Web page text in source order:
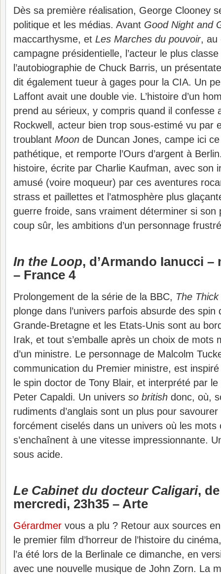
Dès sa première réalisation, George Clooney
politique et les médias. Avant Good Night and
maccarthysme, et Les Marches du pouvoir, au
campagne présidentielle, l’acteur le plus
l’autobiographie de Chuck Barris, un
dit également tueur à gages pour la CIA. Un
Laffont avait une double vie. L’histoire d’un
prend au sérieux, y compris quand il confesse
Rockwell, acteur bien trop sous-estimé vu par
troublant Moon de Duncan Jones, campe ici
pathétique, et remporte l’Ours d’argent à
histoire, écrite par Charlie Kaufman, avec son
amusé (voire moqueur) par ces aventures
strass et paillettes et l’atmosphère plus
guerre froide, sans vraiment déterminer si son
coup sûr, les ambitions d’un personnage
In the Loop, d’Armando Ianucci –
– France 4
Prolongement de la série de la BBC, The
plonge dans l’univers parfois absurde des spin
Grande-Bretagne et les Etats-Unis sont au
Irak, et tout s’emballe après un choix de mots
d’un ministre. Le personnage de Malcolm
communication du Premier ministre, est inspiré
le spin doctor de Tony Blair, et interprété par
Peter Capaldi. Un univers so british donc, où,
rudiments d’anglais sont un plus pour
forcément ciselés dans un univers où les mots
s’enchaînent à une vitesse impressionnante.
sous acide.
Le Cabinet du docteur Caligari,
mercredi, 23h35 – Arte
Gérardmer vous a plu ? Retour aux sources
le premier film d’horreur de l’histoire du
l’a été lors de la Berlinale ce dimanche, en
avec une nouvelle musique de John Zorn. La